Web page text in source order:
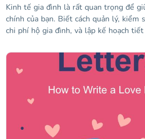
Kinh tế gia đình là rất quan trọng để
chính của bạn. Biết cách quản lý, kiểm
chi phí hộ gia đình, và lập kế hoạch
nó sẽ càng tốt cho tương lai của họ.
kinh tế gia đình của mình, chúng tôi
này đầy màu sắc và nhãn dán vui nhộn
của học sinh của bạn. Chỉ cần chỉnh
thông tin của bạn.